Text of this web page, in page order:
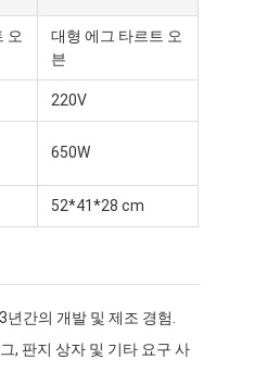
오
대형 에그 타르트 오
븐
220V
650W
52*41*28 cm
년간의 개발 및 제조 경험.
, 판지 상자 및 기타 요구 사